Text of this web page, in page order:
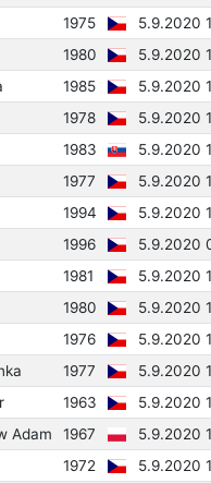
1975 5.9.2020
1980 5.9.2020
1985 5.9.2020
1978 5.9.2020
1983 5.9.2020
1977 5.9.2020
1994 5.9.2020
1996 5.9.2020
1981 5.9.2020
1980 5.9.2020
1976 5.9.2020
1977 5.9.2020
1963 5.9.2020
Adam 1967 5.9.2020
1972 5.9.2020